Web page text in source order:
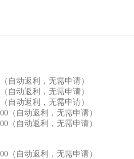
自动返利，无需申请）
自动返利，无需申请）
自动返利，无需申请）
（自动返利，无需申请）
（自动返利，无需申请）
（自动返利，无需申请）